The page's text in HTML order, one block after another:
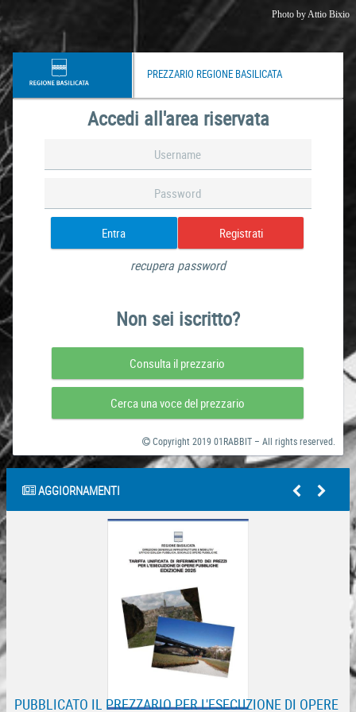
Photo byAttio Bixio
PREZZARIO REGIONE BASILICATA
Accedi all'area riservata
Entra Registrati
recupera password
Non sei iscritto?
Consulta il prezzario
Cerca una voce del prezzario
Copyright 2019 01RABBIT – All rights reserved.
AGGIORNAMENTI
PUBBLICATO IL PREZZARIO PER L'ESECUZIONE DI OPERE